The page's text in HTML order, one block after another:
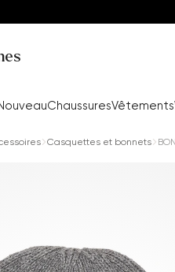
ChaussuresVêtements
Casquettes et bonnets